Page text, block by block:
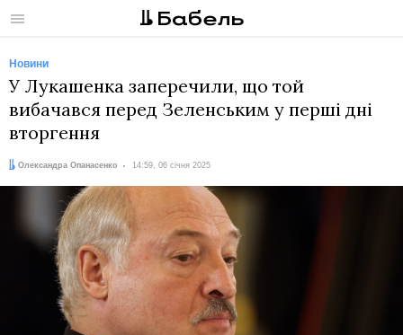
Меню
Новини
У Лукашенка заперечили, що той
вибачався перед Зеленським у перші дні
вторгення
Автор:
Олександра Опанасенко
Дата: 14:59, 06 січня 2025